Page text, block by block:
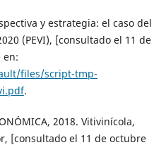
y estrategia: el caso del
(PEVI), [consultado el 11 de
en:
files/script-tmp-
.
2018. Vitivinícola,
[consultado el 11 de octubre